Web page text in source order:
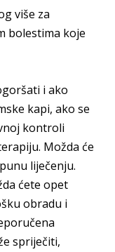
više za
bolestima koje
i ako
kapi, ako se
kontroli
Možda će
liječenju.
ćete opet
obradu i
spriječiti,